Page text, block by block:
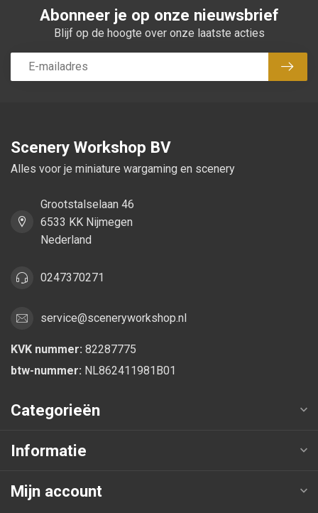
Abonneer je op onze nieuwsbrief
Blijf op de hoogte over onze laatste acties
Scenery Workshop BV
Alles voor je miniature wargaming en scenery
Grootstalselaan 46
6533 KK Nijmegen
Nederland
0247370271
service@sceneryworkshop.nl
KVK nummer: 82287775
btw-nummer: NL862411981B01
Categorieën
Informatie
Mijn account